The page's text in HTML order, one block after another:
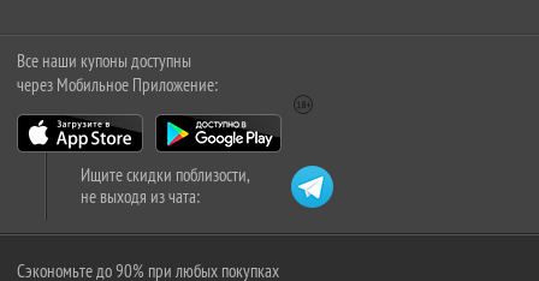
Все наши купоны доступны
через Мобильное Приложение:
Ищите скидки поблизости,
не выходя из чата:
Сэкономьте до 90% при любых покупках